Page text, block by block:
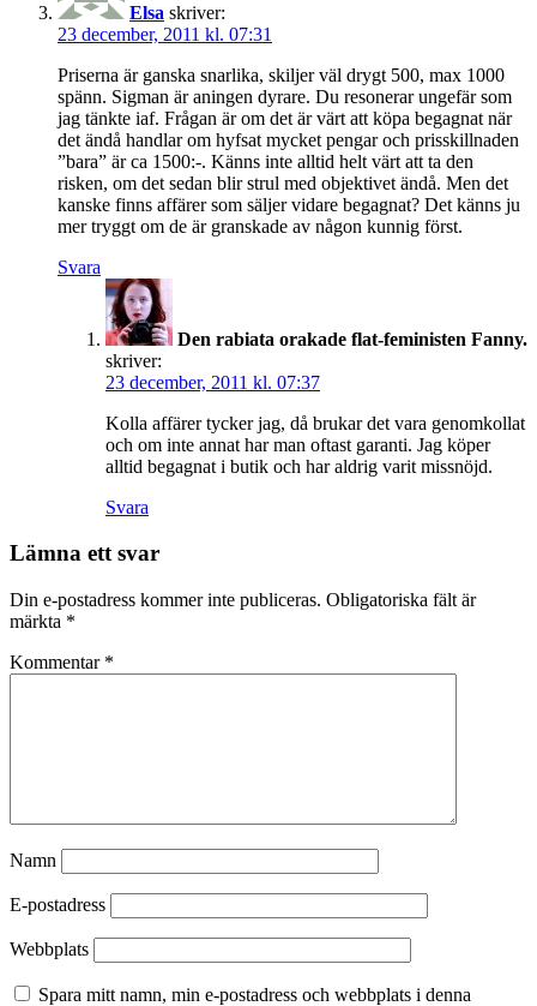
Elsa skriver:
23 december, 2011 kl. 07:31
Priserna är ganska snarlika, skiljer väl drygt 500, max 1000
spänn. Sigman är aningen dyrare. Du resonerar ungefär som
jag tänkte iaf. Frågan är om det är värt att köpa begagnat när
det ändå handlar om hyfsat mycket pengar och prisskillnaden
”bara” är ca 1500:-. Känns inte alltid helt värt att ta den
risken, om det sedan blir strul med objektivet ändå. Men det
kanske finns affärer som säljer vidare begagnat? Det känns ju
mer tryggt om de är granskade av någon kunnig först.
Svara
Den rabiata orakade flat-feministen Fanny.
skriver:
23 december, 2011 kl. 07:37
Kolla affärer tycker jag, då brukar det vara genomkollat
och om inte annat har man oftast garanti. Jag köper
alltid begagnat i butik och har aldrig varit missnöjd.
Svara
Lämna ett svar
Din e-postadress kommer inte publiceras. Obligatoriska fält är
märkta *
Kommentar *
Namn
E-postadress
Webbplats
Spara mitt namn, min e-postadress och webbplats i denna